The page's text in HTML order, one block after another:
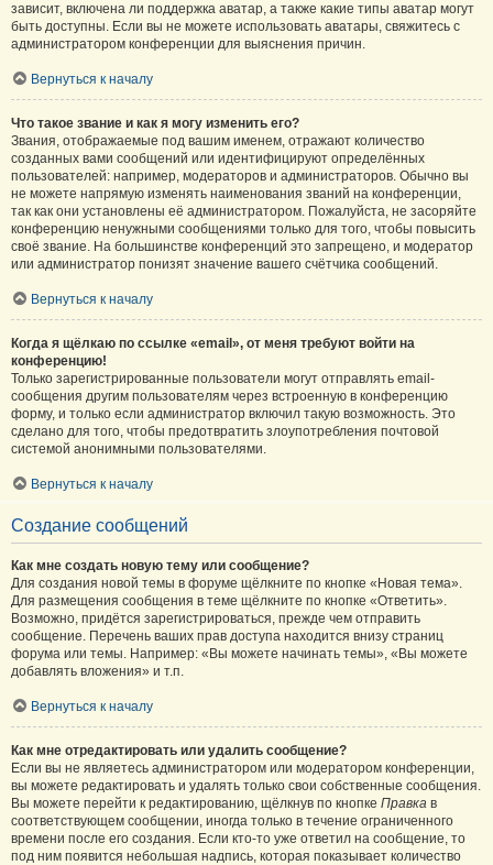
зависит, включена ли поддержка аватар, а также какие типы аватар могут
быть доступны. Если вы не можете использовать аватары, свяжитесь с
администратором конференции для выяснения причин.
Вернуться к началу
Что такое звание и как я могу изменить его?
Звания, отображаемые под вашим именем, отражают количество
созданных вами сообщений или идентифицируют определённых
пользователей: например, модераторов и администраторов. Обычно вы
не можете напрямую изменять наименования званий на конференции,
так как они установлены её администратором. Пожалуйста, не засоряйте
конференцию ненужными сообщениями только для того, чтобы повысить
своё звание. На большинстве конференций это запрещено, и модератор
или администратор понизят значение вашего счётчика сообщений.
Вернуться к началу
Когда я щёлкаю по ссылке «email», от меня требуют войти на
конференцию!
Только зарегистрированные пользователи могут отправлять email-
сообщения другим пользователям через встроенную в конференцию
форму, и только если администратор включил такую возможность. Это
сделано для того, чтобы предотвратить злоупотребления почтовой
системой анонимными пользователями.
Вернуться к началу
Создание сообщений
Как мне создать новую тему или сообщение?
Для создания новой темы в форуме щёлкните по кнопке «Новая тема».
Для размещения сообщения в теме щёлкните по кнопке «Ответить».
Возможно, придётся зарегистрироваться, прежде чем отправить
сообщение. Перечень ваших прав доступа находится внизу страниц
форума или темы. Например: «Вы можете начинать темы», «Вы можете
добавлять вложения» и т.п.
Вернуться к началу
Как мне отредактировать или удалить сообщение?
Если вы не являетесь администратором или модератором конференции,
вы можете редактировать и удалять только свои собственные сообщения.
Вы можете перейти к редактированию, щёлкнув по кнопке Правка в
соответствующем сообщении, иногда только в течение ограниченного
времени после его создания. Если кто-то уже ответил на сообщение, то
под ним появится небольшая надпись, которая показывает количество